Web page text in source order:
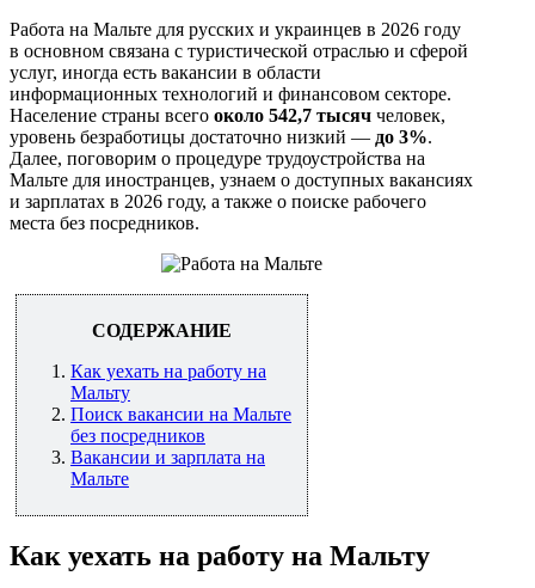
Работа на Мальте для русских и украинцев в 2026 году
в основном связана с туристической отраслью и сферой
услуг, иногда есть вакансии в области
информационных технологий и финансовом секторе.
Население страны всего около 542,7 тысяч человек,
уровень безработицы достаточно низкий — до 3%.
Далее, поговорим о процедуре трудоустройства на
Мальте для иностранцев, узнаем о доступных вакансиях
и зарплатах в 2026 году, а также о поиске рабочего
места без посредников.
СОДЕРЖАНИЕ
Как уехать на работу на
Мальту
Поиск вакансии на Мальте
без посредников
Вакансии и зарплата на
Мальте
Как уехать на работу на Мальту